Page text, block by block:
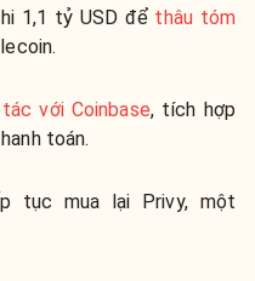
1,1 tỷ USD để thâu tóm
với Coinbase, tích hợp
toán.
tục mua lại Privy, một